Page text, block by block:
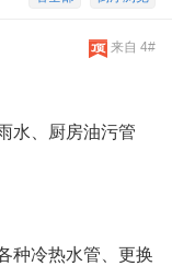
来自 4#
水、厨房油污管
种冷热水管、更换